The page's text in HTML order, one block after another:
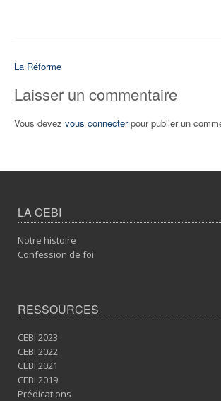
Navigation
de
l’article
La Réforme
Laisser un commentaire
Vous devez vous connecterpour publier un
LA CEBI
Notre histoire
Confession de foi
RESSOURCES
CEBI 2023
CEBI 2022
CEBI 2021
CEBI 2019
Prédications